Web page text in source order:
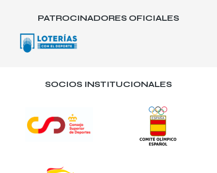
PATROCINADORES OFICIALES
SOCIOS INSTITUCIONALES